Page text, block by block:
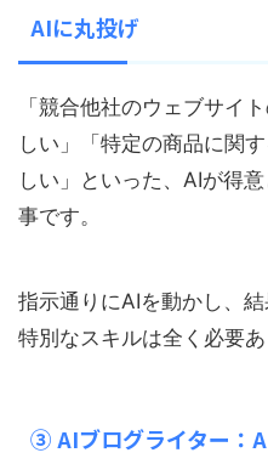
AIに丸投げ
「競合他社のウェブサイ
しい」「特定の商品に関
しい」といった、AIが得
事です。
指示通りにAIを動かし、結
特別なスキルは全く必要あ
③ AIブログライター：